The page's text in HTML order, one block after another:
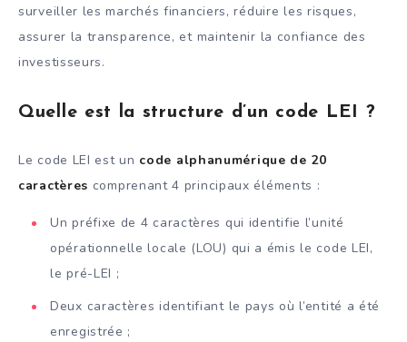
surveiller les marchés financiers, réduire les risques,
assurer la transparence, et maintenir la confiance des
investisseurs.
Quelle est la structure d’un code LEI ?
Le code LEI est un code alphanumérique de 20
caractères comprenant 4 principaux éléments :
Un préfixe de 4 caractères qui identifie l’unité
opérationnelle locale (LOU) qui a émis le code LEI,
le pré-LEI ;
Deux caractères identifiant le pays où l’entité a été
enregistrée ;